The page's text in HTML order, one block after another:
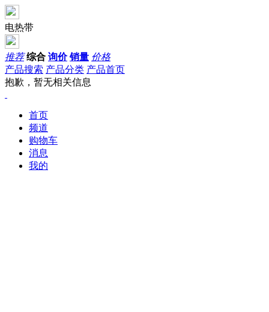
电热带
推荐 综合 询价 销量 价格
产品搜索 产品分类 产品首页
抱歉，暂无相关信息
首页
频道
购物车
消息
我的